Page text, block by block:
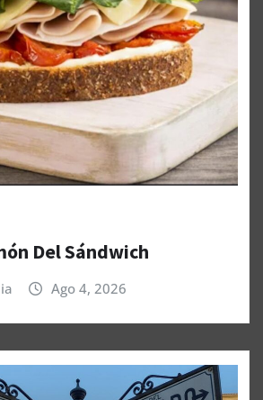
Del Sándwich
Ago 4, 2026